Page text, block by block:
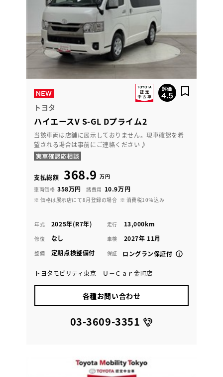
トヨタ
ハイエースV S-GL Dプライム2
当該車両は店舗に展示しておりません。現車確認を希
望される場合は事前にご連絡ください♪
支払総額 368.9 万円
車両価格 358万円 諸費用 10.9万円
※ 価格は展示店にて8月登録の場合 ※ 消費税10％込み
年式 2025年(R7年) 走行 13,000km
修復 なし 車検 2027年 11月
整備 定期点検整備付 保証 ロングラン保証付
トヨタモビリティ東京 Ｕ－Ｃａｒ金町店
各種お問い合わせ
03-3609-3351